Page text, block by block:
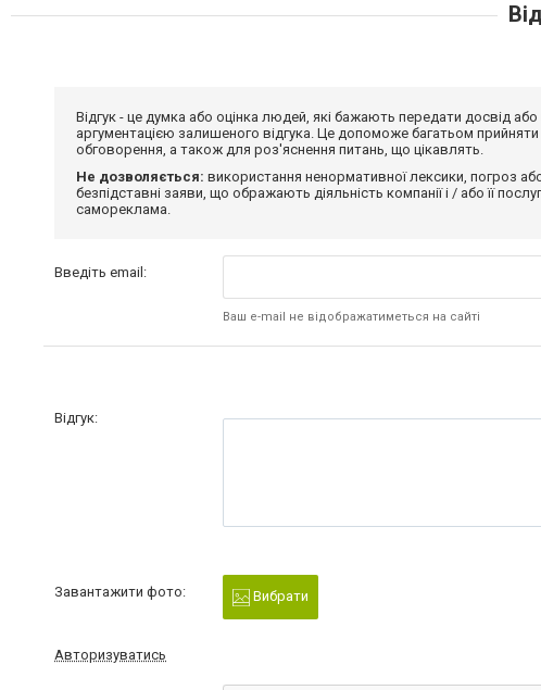
Відгук - це думка або оцінка людей, які бажають передати досвід
аргументацією залишеного відгука. Це допоможе багатьом
обговорення, а також для роз'яснення питань, що цікавлять.
Не дозволяється: використання ненормативної лексики, погроз
безпідставні заяви, що ображають діяльність компанії і / або її
самореклама.
Введіть email:
Ваш e-mail не відображатиметься на сайті
Відгук:
Завантажити фото: Вибрати
Авторизуватись